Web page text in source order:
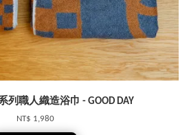
列職人織造浴巾 - GOOD DAY
NT$ 1,980